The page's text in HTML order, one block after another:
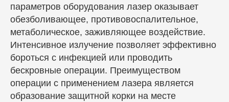
параметров оборудования лазер оказывает
обезболивающее, противовоспалительное,
метаболическое, заживляющее воздействие.
Интенсивное излучение позволяет эффективно
бороться с инфекцией или проводить
бескровные операции. Преимуществом
операции с применением лазера является
образование защитной корки на месте
Контакты